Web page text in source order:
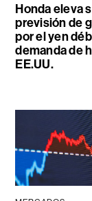
Honda eleva
previsión de
por el yen
demanda de
EE.UU.